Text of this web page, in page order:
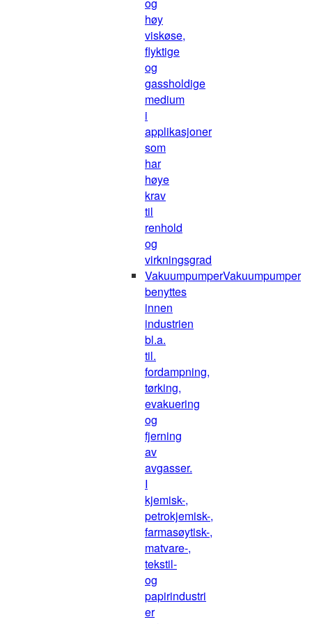
høy
viskøse,
flyktige
og
gassholdige
medium
i
applikasjoner
som
har
høye
krav
til
renhold
og
virkningsgrad
VakuumpumperVakuumpumper
benyttes
innen
industrien
bl.a.
til.
fordampning,
tørking,
evakuering
og
fjerning
av
avgasser.
I
kjemisk-,
petrokjemisk-,
farmasøytisk-,
matvare-,
tekstil-
og
papirindustri
er